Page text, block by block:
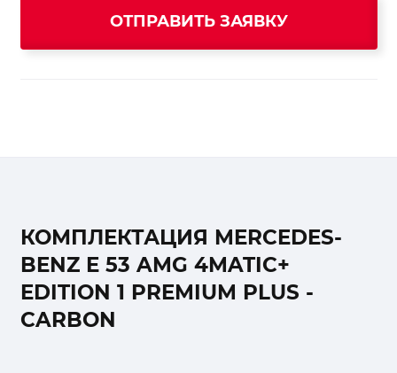
ОТПРАВИТЬ ЗАЯВКУ
КОМПЛЕКТАЦИЯ MERCEDES-
BENZ E 53 AMG 4MATIC+
EDITION 1 PREMIUM PLUS -
CARBON